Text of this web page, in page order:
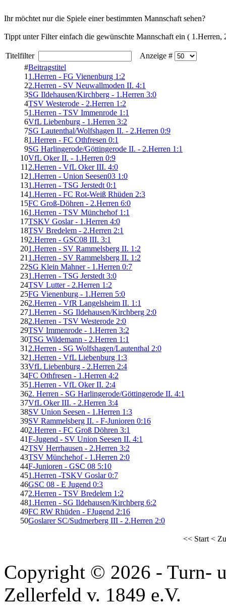
Ihr möchtet nur die Spiele einer bestimmten Mannschaft sehen?
Tippt unter Filter einfach die gewünschte Mannschaft ein (
Titelfilter
Anzeige #
#Beitragstitel
1 1.Herren - FG Vienenburg 1:2
22.Herren - SV Neuwallmoden II. 4:1
3SG Ildehausen/Kirchberg - 1.Herren 3:0
4TSV Westerode - 2.Herren 1:2
51.Herren - TSV Immenrode 1:1
6VfL Liebenburg - 1.Herren 3:2
7SG Lautenthal/Wolfshagen II. - 2.Herren 0:9
81.Herren - FC Othfresen 0:1
9SG Harlingerode/Göttingerode II. - 2.Herren 1:1
10VfL Oker II. - 1.Herren 0:9
11 2.Herren - VfL Oker III. 4:0
121.Herren - Union Seesen03 1:0
131.Herren - TSG Jerstedt 0:1
141.Herren - FC Rot-Weiß Rhüden 2:3
15FC Groß-Döhren - 2.Herren 6:0
161.Herren - TSV Münchehof 1:1
17TSKV Goslar - 1.Herren 4:0
18TSV Bredelem - 2.Herren 2:1
192.Herren - GSC08 III. 3:1
201.Herren - SV Rammelsberg II. 1:2
21 1.Herren - SV Rammelsberg II. 1:2
22SG Klein Mahner - 1.Herren 0:7
231.Herren - TSG Jerstedt 3:0
24TSV Lutter - 2.Herren 1:2
25FG Vienenburg - 1.Herren 5:0
262.Herren - VfR Langelsheim II. 1:1
271.Herren - SG Ildehausen/Kirchberg 2:0
282.Herren - TSV Westerode 2:0
29TSV Immenrode - 1.Herren 3:2
30TSG Wildemann - 2.Herren 1:1
31 2.Herren - SG Wolfshagen/Lautenthal 2:0
321.Herren - VfL Liebenburg 1:3
33VfL Liebenburg - 2.Herren 2:4
34FC Othfresen - 1.Herren 4:2
351.Herren - VfL Oker II. 2:4
362. Herren - SG Harlingerode/Göttingerode II. 4:1
37VfL Oker III. - 2.Herren 3:4
38SV Union Seesen - 1.Herren 1:3
39SV Rammelsberg II. - F-Junioren 0:16
402.Herren - FC Groß Döhren 3:1
41F-Jugend - SV Union Seesen II. 4:1
42TSV Herrhausen - 2.Herren 3:2
43TSV Münchehof - 1.Herren 2:0
44F-Junioren - GSC 08 5:10
451.Herren -TSKV Goslar 0:7
46GSC 08 - E Jugend 0:3
472.Herren - TSV Bredelem 1:2
481.Herren - SG Ildehausen/Kirchberg 6:2
49FC RW Rhüden - FJugend 2:16
50Goslarer SC/Sudmerberg III - 2.Herren 2:0
<< Start<
Copyright © 2026 - Turn-
Zellerfeld v. 1849 e.V.